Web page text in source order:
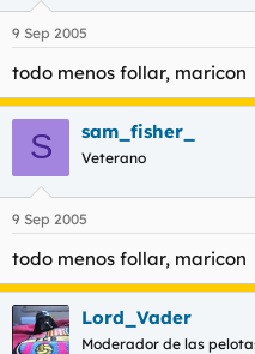
9 Sep 2005
todo menos follar, maricon
S sam_fisher_
Veterano
9 Sep 2005
todo menos follar, maricon
Lord_Vader
Moderador de las